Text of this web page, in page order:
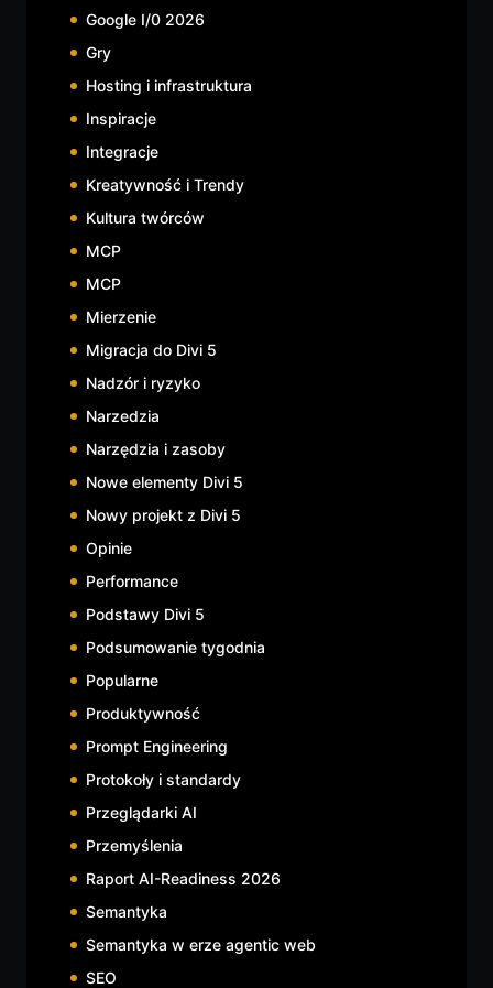
Google I/0 2026
Gry
Hosting i infrastruktura
Inspiracje
Integracje
Kreatywność i Trendy
Kultura twórców
MCP
MCP
Mierzenie
Migracja do Divi 5
Nadzór i ryzyko
Narzedzia
Narzędzia i zasoby
Nowe elementy Divi 5
Nowy projekt z Divi 5
Opinie
Performance
Podstawy Divi 5
Podsumowanie tygodnia
Popularne
Produktywność
Prompt Engineering
Protokoły i standardy
Przeglądarki AI
Przemyślenia
Raport AI-Readiness 2026
Semantyka
Semantyka w erze agentic web
SEO